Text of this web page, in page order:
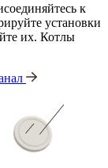
к
установки
их. Котлы